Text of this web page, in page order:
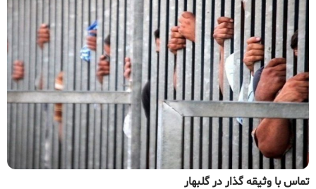
تماس با وثیقه گذار در گلبهار